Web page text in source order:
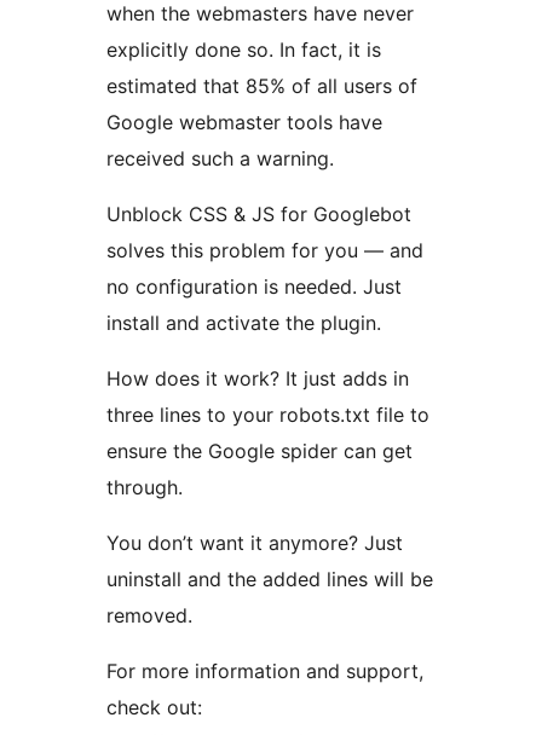
when the webmasters have never
explicitly done so. In fact, it is
estimated that 85% of all users of
Google webmaster tools have
received such a warning.
Unblock CSS & JS for Googlebot
solves this problem for you — and
no configuration is needed. Just
install and activate the plugin.
How does it work? It just adds in
three lines to your robots.txt file to
ensure the Google spider can get
through.
You don’t want it anymore? Just
uninstall and the added lines will be
removed.
For more information and support,
check out: